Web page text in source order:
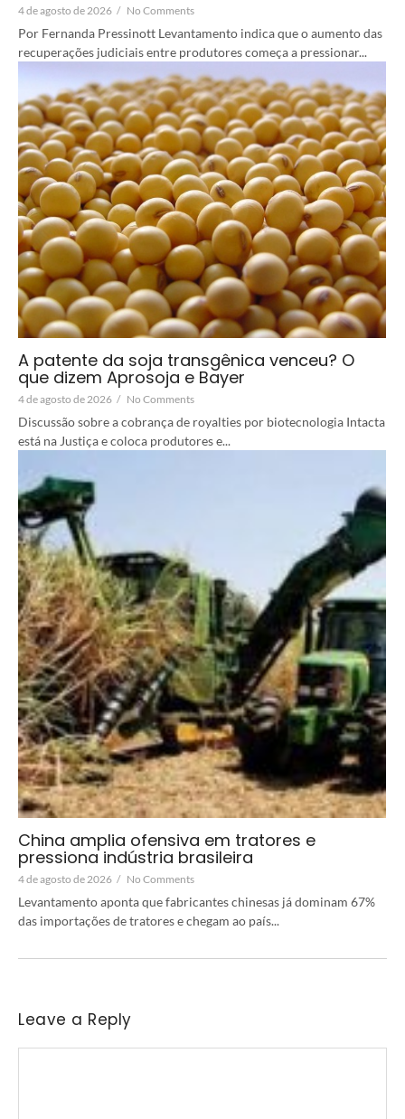
4 de agosto de 2026 / No Comments
Por Fernanda Pressinott Levantamento indica que o aumento das
recuperações judiciais entre produtores começa a pressionar...
A patente da soja transgênica venceu? O
que dizem Aprosoja e Bayer
4 de agosto de 2026 / No Comments
Discussão sobre a cobrança de royalties por biotecnologia Intacta
está na Justiça e coloca produtores e...
China amplia ofensiva em tratores e
pressiona indústria brasileira
4 de agosto de 2026 / No Comments
Levantamento aponta que fabricantes chinesas já dominam 67%
das importações de tratores e chegam ao país...
Leave a Reply